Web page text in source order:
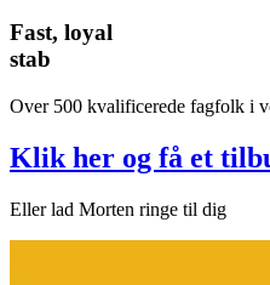
Fast, loyal
stab
Over 500 kvalificerede fagfolk i
Klik her og få et
Eller lad Morten ringe til dig